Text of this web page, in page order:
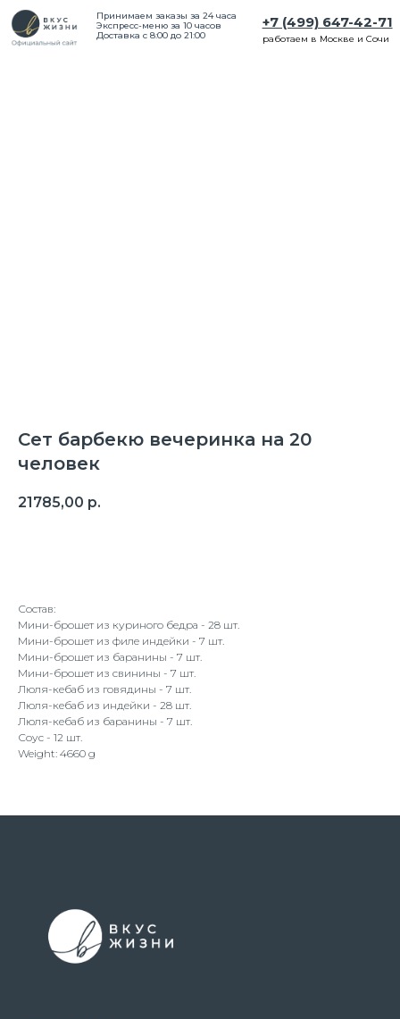
+7 (499) 647-42-71
работаем в Москве и Сочи
Принимаем заказы за 24 часа
Экспресс-меню за 10 часов
Доставка с 8:00 до 21:00
Сет барбекю вечеринка на 20
человек
21785,00 р.
Состав:
Мини-брошет из куриного бедра - 28 шт.
Мини-брошет из филе индейки - 7 шт.
Мини-брошет из баранины - 7 шт.
Мини-брошет из свинины - 7 шт.
Люля-кебаб из говядины - 7 шт.
Люля-кебаб из индейки - 28 шт.
Люля-кебаб из баранины - 7 шт.
Соус - 12 шт.
Weight: 4660 g